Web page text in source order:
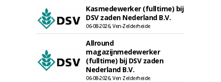
Kasmedewerker (fulltime) bij
DSV zaden Nederland B.V.
06-08-2026, Ven-Zelderheide
Allround
magazijnmedewerker
(fulltime) bij DSV zaden
Nederland B.V.
06-08-2026, Ven Zelderheide